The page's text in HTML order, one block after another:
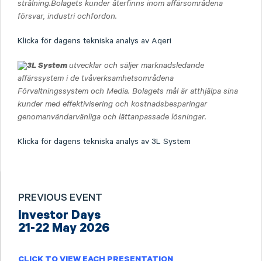
strålning.Bolagets kunder återfinns inom affärsområdena
försvar, industri ochfordon.
Klicka för dagens tekniska analys av Aqeri
3L Systemutvecklar och säljer marknadsledande
affärssystem i de tvåverksamhetsområdena
Förvaltningssystem och Media. Bolagets mål är atthjälpa sina
kunder med effektivisering och kostnadsbesparingar
genomanvändarvänliga och lättanpassade lösningar.
Klicka för dagens tekniska analys av 3L System
PREVIOUS EVENT
Investor Days
21-22 May 2026